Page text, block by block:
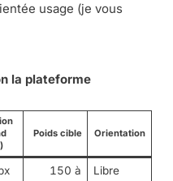
usage (je vous
la plateforme
Poids cible Orientation
150 à
Libre